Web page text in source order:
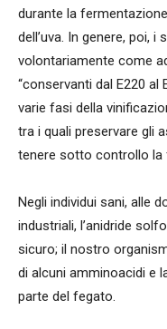
durante la
dell’uva. In genere, poi,
volontariamente come
“conservanti dal E220 al
varie fasi della
tra i quali preservare gli
tenere sotto controllo la
Negli individui sani, alle
industriali, l’anidride
sicuro; il nostro
di alcuni amminoacidi e
parte del fegato.